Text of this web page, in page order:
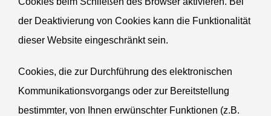
der Deakti­vierung von Cookies kann die Funktio­na­lität
dieser Website einge­schränkt sein.
Cookies, die zur Durch­führung des elektro­ni­schen
Kommu­ni­ka­ti­ons­vor­gangs oder zur Bereit­stellung
bestimmter, von Ihnen erwünschter Funktionen (z.B.